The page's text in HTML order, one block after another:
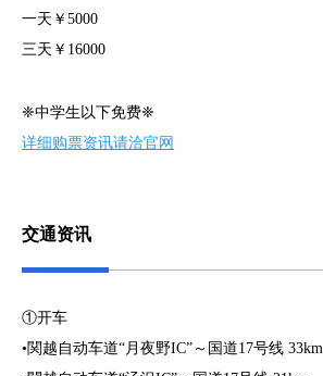
一天￥5000
三天￥16000
❈中学生以下免费❈
详细购票资讯请洽官网
交通资讯
①开车
•関越自动车道“月夜野IC”～国道17号线 33km